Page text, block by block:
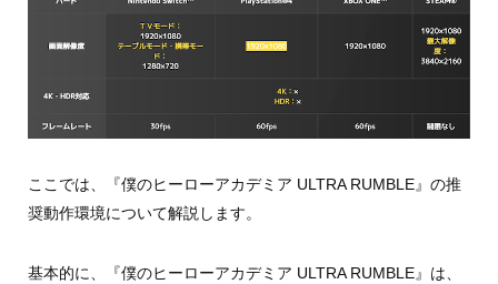
ここでは、『僕のヒーローアカデミア ULTRA RUMBLE』の推
奨動作環境について解説します。
基本的に、『僕のヒーローアカデミア ULTRA RUMBLE』は、